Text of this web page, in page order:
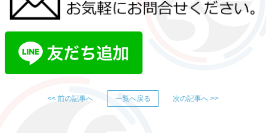
<< 前の記事へ 一覧へ戻る 次の記事へ >>